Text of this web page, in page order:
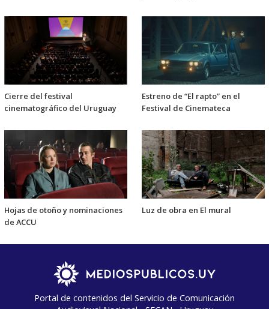
Cierre del festival
cinematográfico del Uruguay
Estreno de “El rapto” en el
Festival de Cinemateca
Hojas de otoño y nominaciones
de ACCU
Luz de obra en El mural
Portal de contenidos del Servicio de Comunicación